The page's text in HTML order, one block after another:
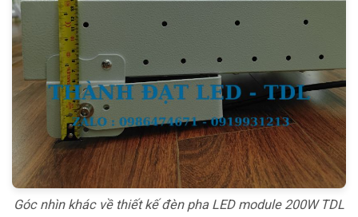
Góc nhìn khác về thiết kế đèn pha LED module 200W TDL